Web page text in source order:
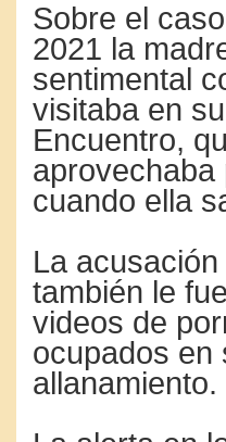
Sobre el
2021 la
sentimental
visitaba en
Encuentro,
aprovechaba
cuando ella
La
también le
videos de
ocupados en
allanamiento.